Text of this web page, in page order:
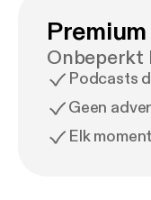
Onbeperkt
Podcasts
Geen
Elk